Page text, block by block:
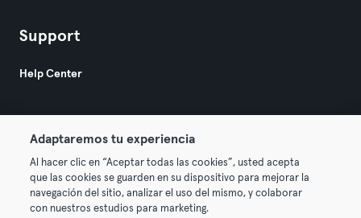
Support
Help Center
© 2026 Urban Sports Group GmbH. All rights reserved.
Terms & Conditions Privacy Imprint
Adaptaremos tu experiencia
Al hacer clic en “Aceptar todas las cookies”, usted acepta
que las cookies se guarden en su dispositivo para mejorar la
navegación del sitio, analizar el uso del mismo, y colaborar
con nuestros estudios para marketing.